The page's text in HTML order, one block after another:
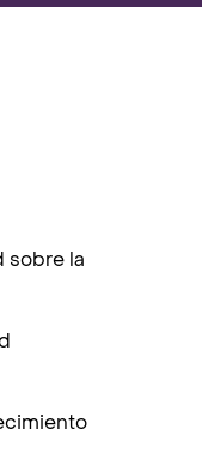
sobre la